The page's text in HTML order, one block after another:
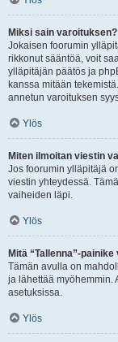
Miksi sain varoituksen?
Jokaisen foorumin
rikkonut sääntöä, voit
ylläpitäjän päätös ja
kanssa mitään
annetun varoituksen
Ylös
Miten ilmoitan viestin
Jos foorumin ylläpitäjä
viestin yhteydessä.
vaiheiden läpi.
Ylös
Mitä “Tallenna”-
Tämän avulla on
ja lähettää myöhemmin.
asetuksissa.
Ylös